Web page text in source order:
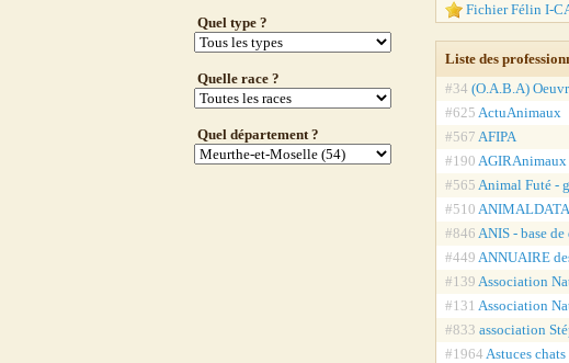
Quel type ?
Quelle race ?
Quel département ?
Fichier Félin I-
Liste des
#34 (O.A.B.A)
#625 ActuAnimaux
#567 AFIPA
#190 AGIRAnimaux
#565 Animal Futé -
#510 ANIMALDATA
#846 ANIS - base
#449 ANNUAIRE
#139 Association
#131 Association
#833 association
#1964 Astuces